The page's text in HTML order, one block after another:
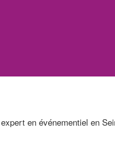
en événementiel en